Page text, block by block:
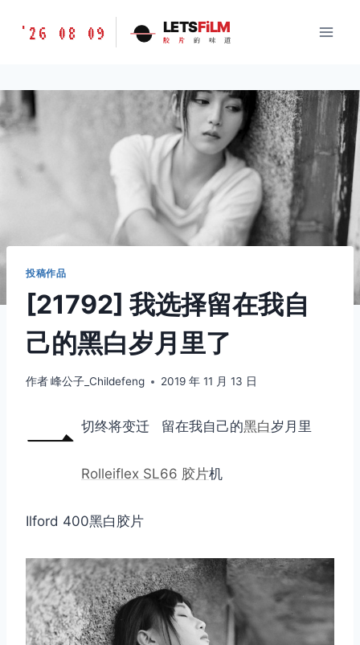
胶
味
道
LETSFILM
'26 08 09 LETSFiLM
胶 片 的 味 道
投稿作品
[21792] 我选择留在我自
己的黑白岁月里了
作者峰公子_Childefeng 2019 年 11 月 13 日
一 切终将变迁 留在我自己的黑白岁月里
Rolleiflex SL66 胶片机
Ilford 400黑白胶片